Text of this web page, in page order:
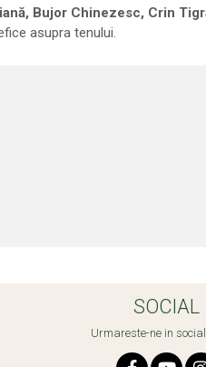
Bujor Chinezesc, Crin
asupra tenului.
SOCIAL
Urmareste-ne in